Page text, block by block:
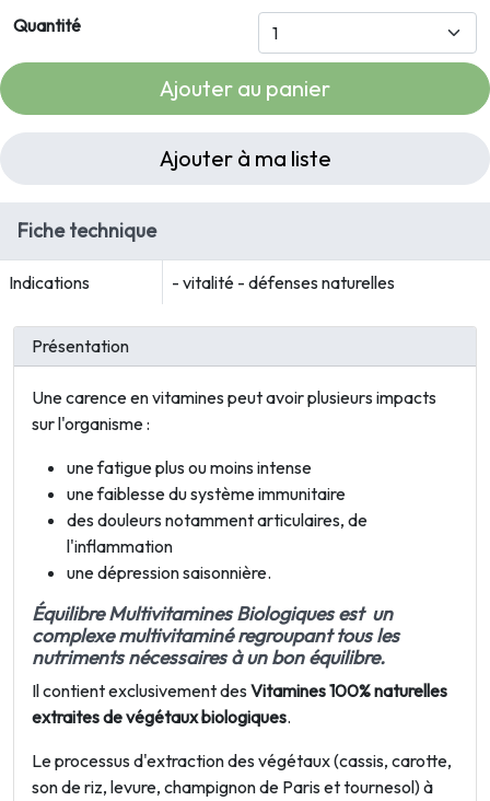
Quantité
Ajouter au panier
Ajouter à ma liste
Fiche technique
Indications - vitalité - défenses naturelles
Présentation
Une carence en vitamines peut avoir plusieurs impacts
sur l'organisme :
une fatigue plus ou moins intense
une faiblesse du système immunitaire
des douleurs notamment articulaires, de
l'inflammation
une dépression saisonnière.
Équilibre Multivitamines Biologiques est un
complexe multivitaminé regroupant tous les
nutriments nécessaires à un bon équilibre.
Il contient exclusivement des Vitamines 100% naturelles
extraites de végétaux biologiques.
Le processus d'extraction des végétaux (cassis, carotte,
son de riz, levure, champignon de Paris et tournesol) à